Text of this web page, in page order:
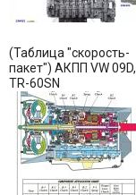
(Таблица "скорость-
пакет") АКПП VW 09D,
TR-60SN